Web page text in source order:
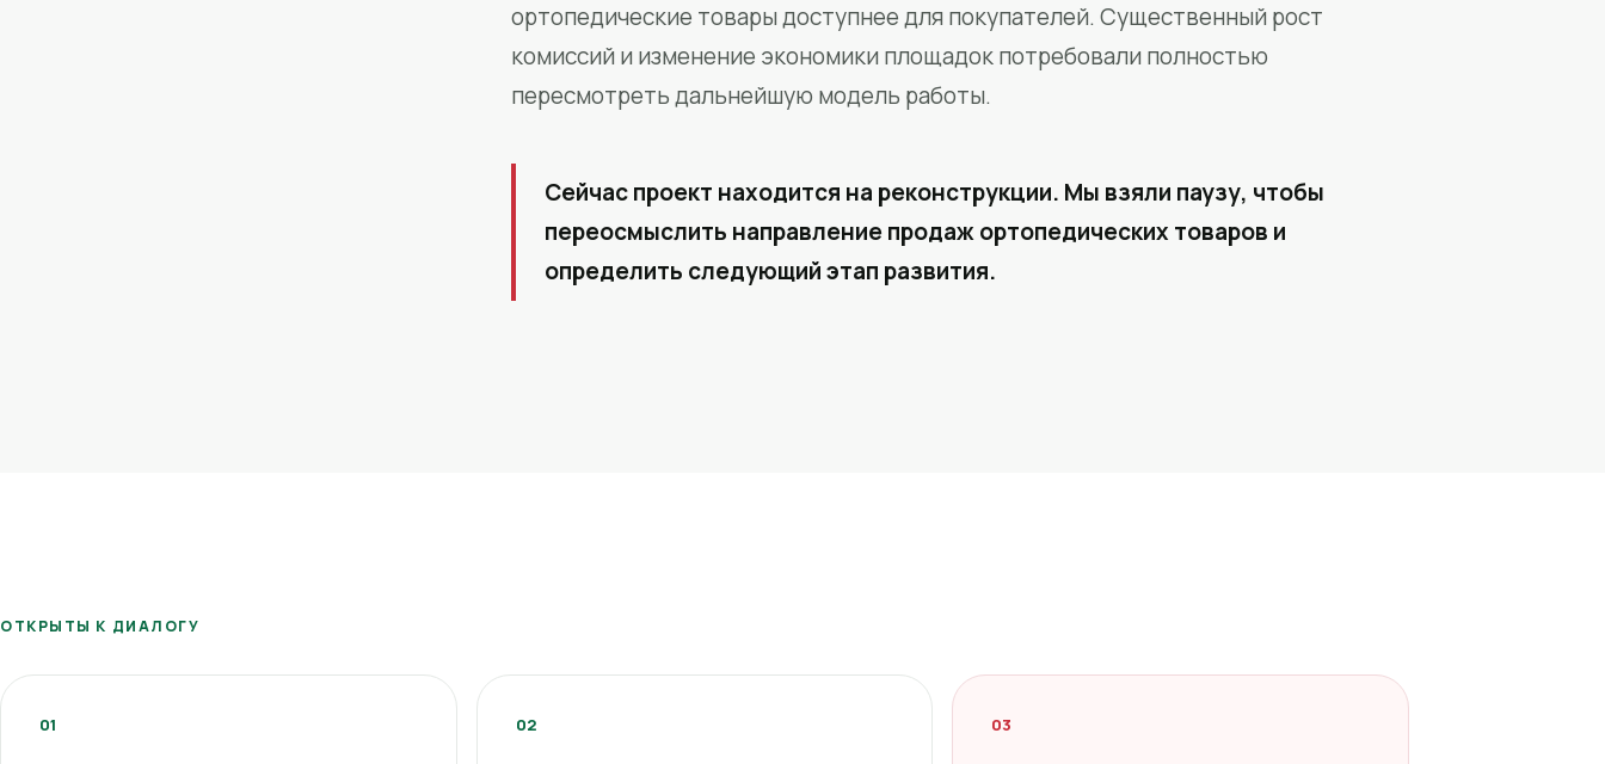
ортопедические товары доступнее для покупателей. Существенный рост
комиссий и изменение экономики площадок потребовали полностью
пересмотреть дальнейшую модель работы.
Сейчас проект находится на реконструкции. Мы взяли паузу, чтобы
переосмыслить направление продаж ортопедических товаров и
определить следующий этап развития.
ОТКРЫТЫ К ДИАЛОГУ
01 02 03